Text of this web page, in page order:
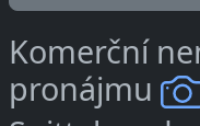
Komerční
pronájmu